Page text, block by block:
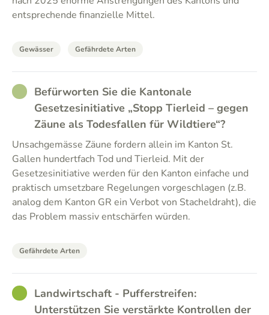
entsprechende finanzielle Mittel.
Gewässer Gefährdete Arten
RATHER_GOOD
Befürworten Sie die Kantonale
Gesetzesinitiative „Stopp Tierleid – gegen
Zäune als Todesfallen für Wildtiere“?
Unsachgemässe Zäune fordern allein im Kanton St.
Gallen hundertfach Tod und Tierleid. Mit der
Gesetzesinitiative werden für den Kanton einfache und
praktisch umsetzbare Regelungen vorgeschlagen (z.B.
analog dem Kanton GR ein Verbot von Stacheldraht), die
das Problem massiv entschärfen würden.
Gefährdete Arten
GOODLandwirtschaft - Pufferstreifen:
Unterstützen Sie verstärkte Kontrollen der